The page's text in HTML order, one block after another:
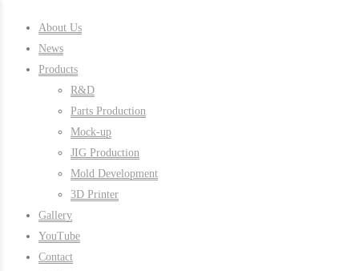
About Us
News
Products
R&D
Parts Production
Mock-up
JIG Production
Mold Development
3D Printer
Gallery
YouTube
Contact